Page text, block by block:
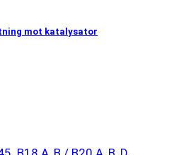
mot katalysator